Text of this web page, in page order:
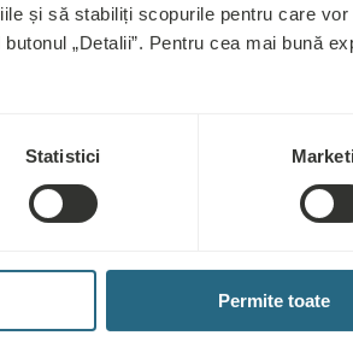
și să stabiliți scopurile pentru care vor
„Detalii”. Pentru cea mai bună
Statistici
Permite toate